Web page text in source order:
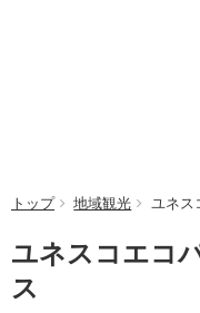
トップ 地域観光 ユネス
ユネスコエコ
ス